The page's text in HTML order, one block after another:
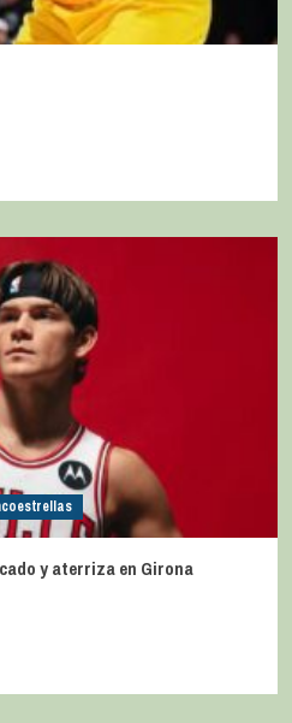
y aterriza en Girona